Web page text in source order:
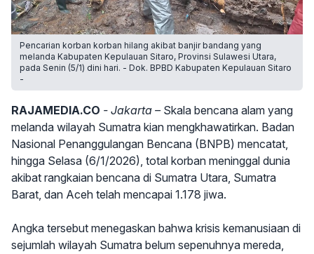
Pencarian korban korban hilang akibat banjir bandang yang
melanda Kabupaten Kepulauan Sitaro, Provinsi Sulawesi Utara,
pada Senin (5/1) dini hari. - Dok. BPBD Kabupaten Kepulauan Sitaro
-
RAJAMEDIA.CO - Jakarta –Skala bencana alam yang
melanda wilayah Sumatra kian mengkhawatirkan. Badan
Nasional Penanggulangan Bencana (BNPB) mencatat,
hingga Selasa (6/1/2026), total korban meninggal dunia
akibat rangkaian bencana di Sumatra Utara, Sumatra
Barat, dan Aceh telah mencapai 1.178 jiwa.
Angka tersebut menegaskan bahwa krisis kemanusiaan di
sejumlah wilayah Sumatra belum sepenuhnya mereda,